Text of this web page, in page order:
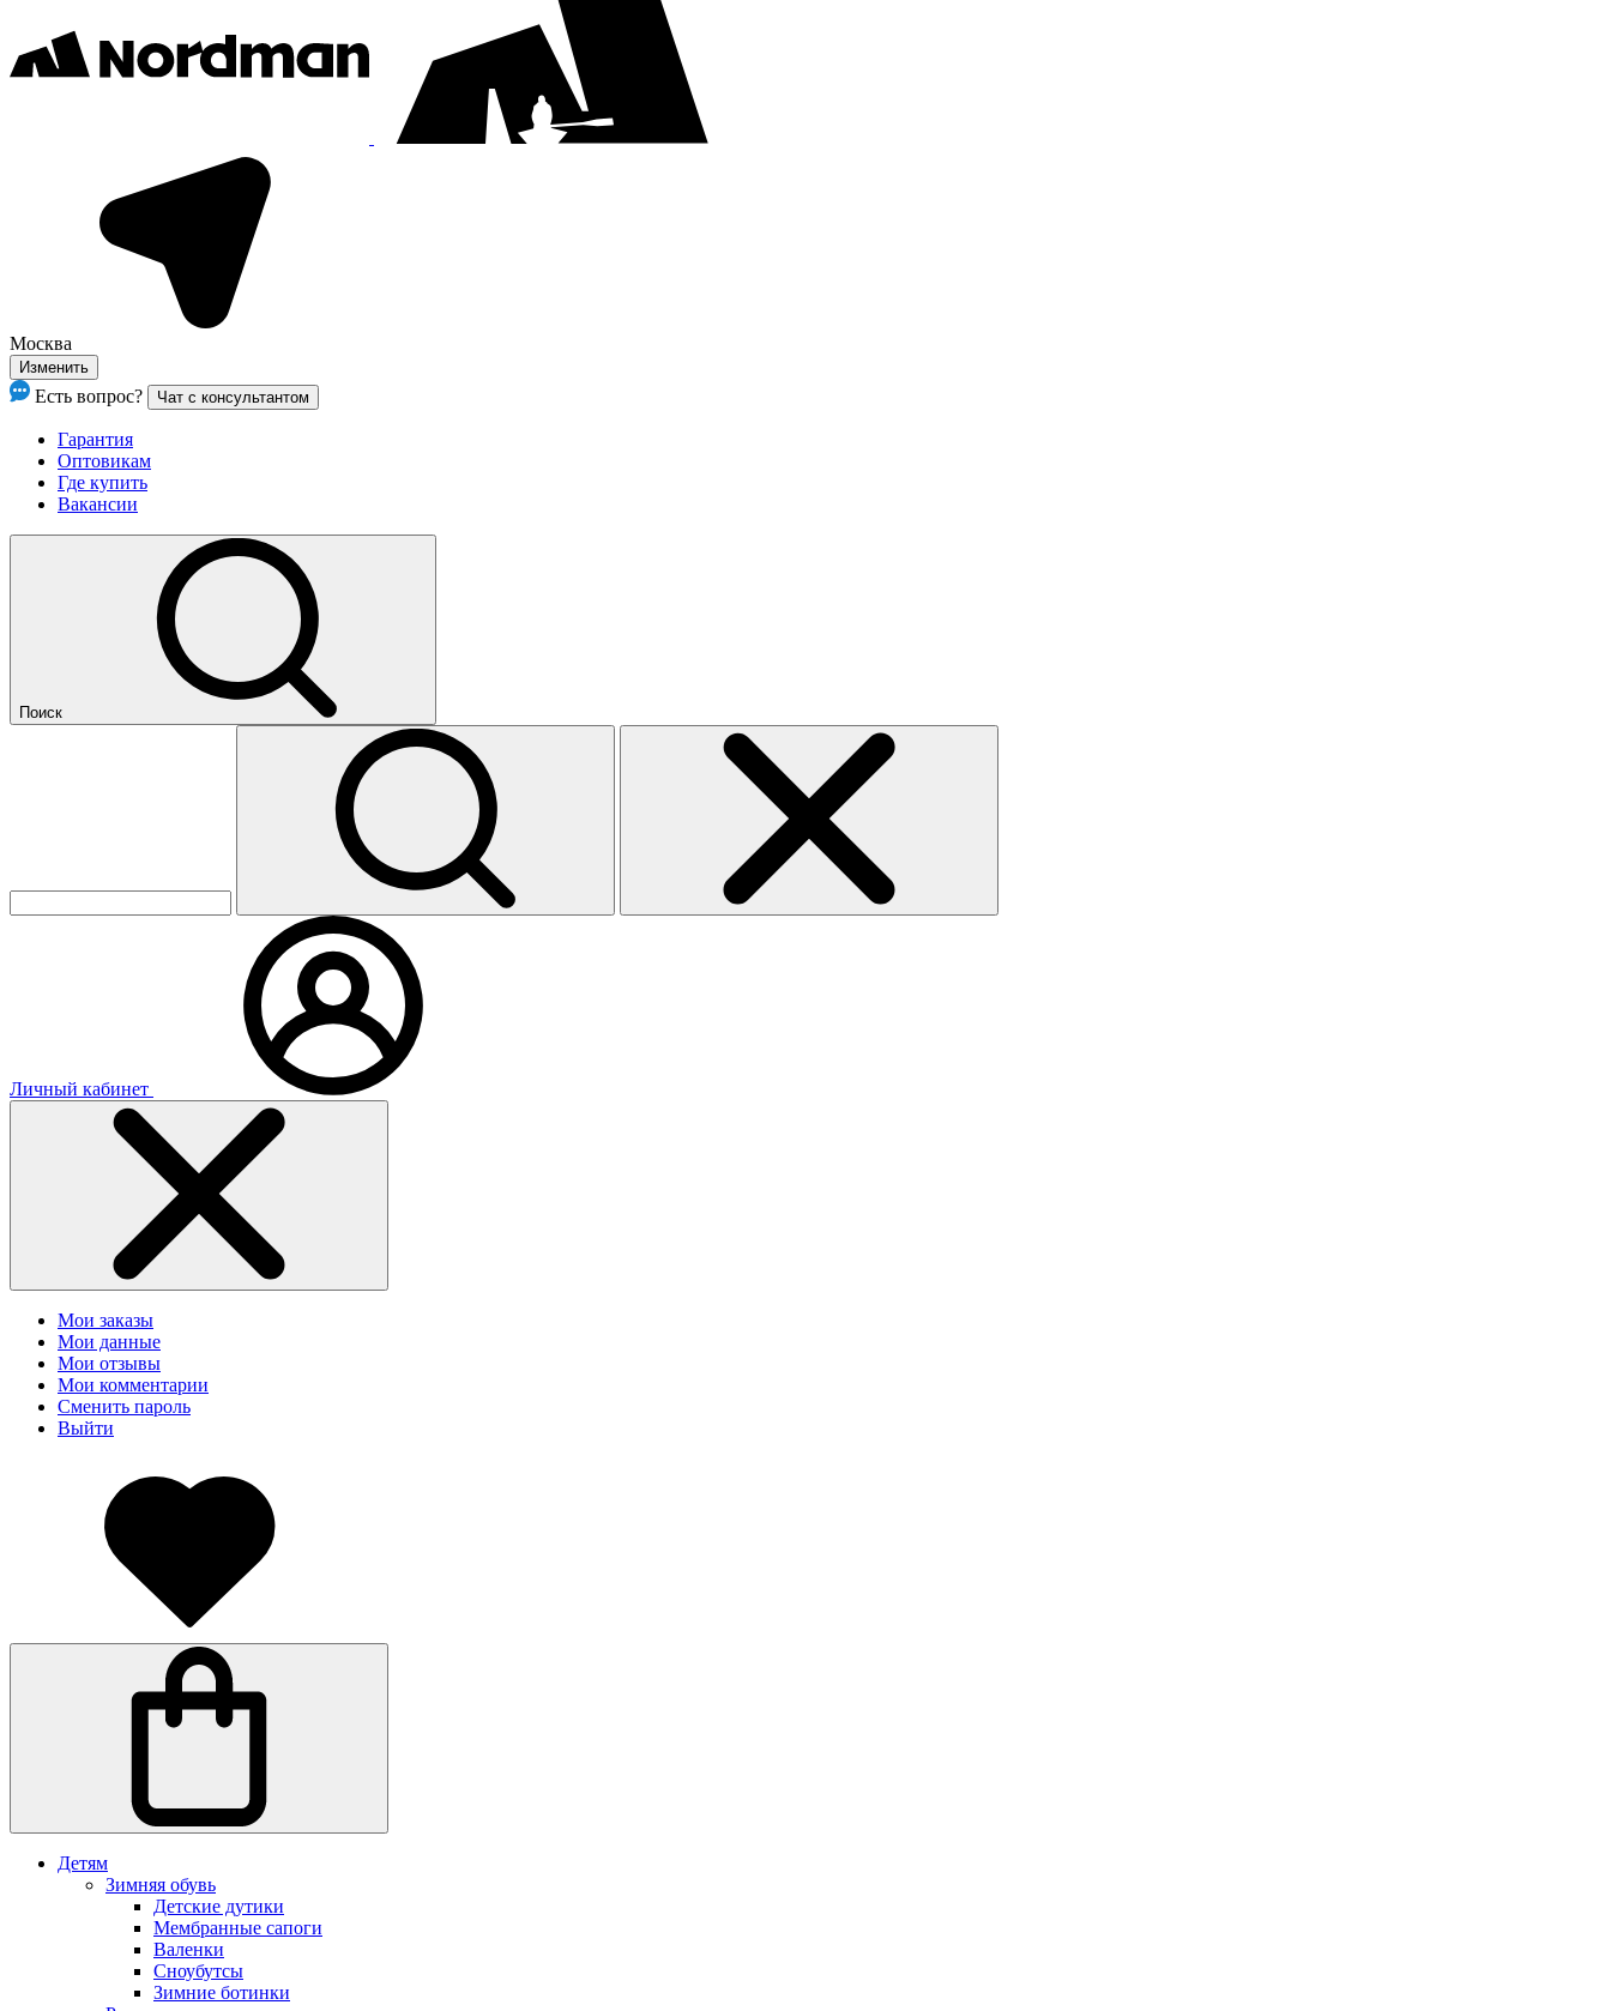
Москва
Изменить
Есть вопрос? Чат с консультантом
Гарантия
Оптовикам
Где купить
Вакансии
Поиск
Личный кабинет
Мои заказы
Мои данные
Мои отзывы
Мои комментарии
Сменить пароль
Выйти
Детям
Зимняя обувь
Детские дутики
Мембранные сапоги
Валенки
Сноубутсы
Зимние ботинки